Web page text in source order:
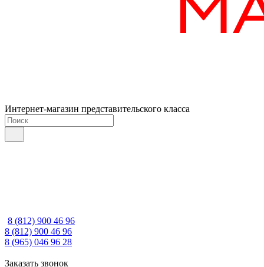
Интернет-магазин представительского класса
8 (812) 900 46 96
8 (812) 900 46 96
8 (965) 046 96 28
Заказать звонок